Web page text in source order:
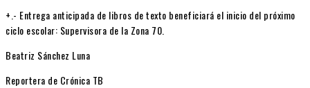
+.- Entrega anticipada de libros de texto beneficiará el inicio del próximo
ciclo escolar: Supervisora de la Zona 70.
Beatriz Sánchez Luna
Reportera de Crónica TB